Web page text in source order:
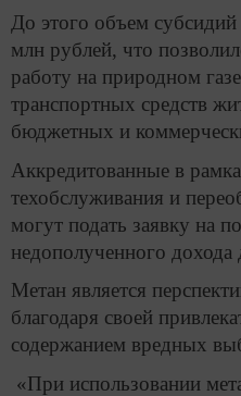
До этого объем
млн рублей, что
работу на природном
транспортных средств
бюджетных и
Аккредитованные в
техобслуживания и
могут подать заявку на
недополученного дохода
Метан является
благодаря своей
содержанием вредных
«При использовании